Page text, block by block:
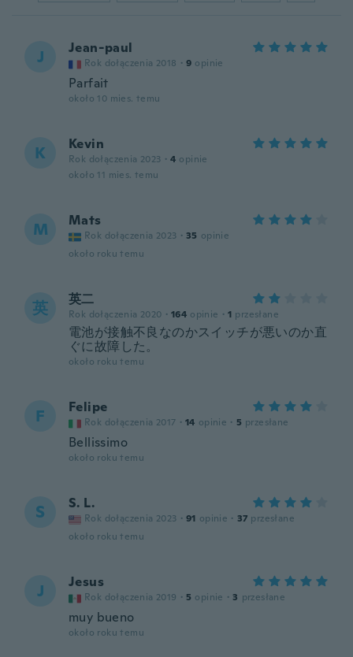
J Jean-paul
Rok dołączenia 2018 · 9 opinie
Parfait
około 10 mies. temu
K Kevin
Rok dołączenia 2023 · 4 opinie
około 11 mies. temu
M Mats
Rok dołączenia 2023 · 35 opinie
około roku temu
英 英二
Rok dołączenia 2020 · 164 opinie · 1 przesłane
電池が接触不良なのかスイッチが悪いのか直
ぐに故障した。
około roku temu
F Felipe
Rok dołączenia 2017 · 14 opinie · 5 przesłane
Bellissimo
około roku temu
S S. L.
Rok dołączenia 2023 · 91 opinie · 37 przesłane
około roku temu
J Jesus
Rok dołączenia 2019 · 5 opinie · 3 przesłane
muy bueno
około roku temu